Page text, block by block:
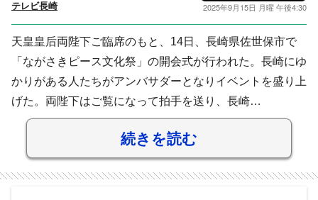
テレビ長崎 2025年9月15日 月曜 午後4:30
天皇皇后両陛下ご臨席のもと、14日、長崎県佐世保市で
「ながさきピース文化祭」の開会式が行われた。長崎にゆ
かりがある人たちがアンバサダーとなりイベントを盛り上
げた。両陛下はご覧になって拍手を送り、長崎…
続きを読む